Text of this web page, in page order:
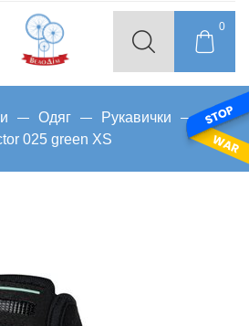
0
Одяг
Рукавички
025 green XS